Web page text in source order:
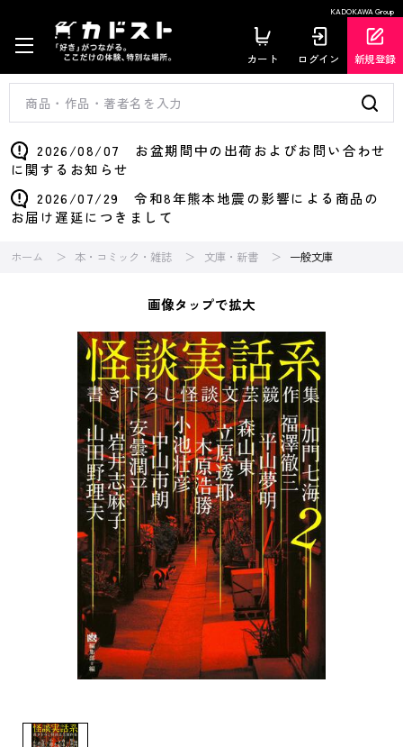
KADOKAWA Group
カート ログイン 新規登録
2026/08/07 お盆期間中の出荷およびお問い合わせ
に関するお知らせ
2026/07/29 令和8年熊本地震の影響による商品の
お届け遅延につきまして
ホーム 本・コミック・雑誌 文庫・新書 一般文庫
画像タップで拡大